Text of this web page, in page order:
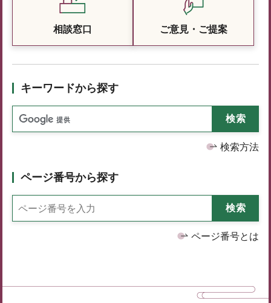
相談窓口 ご意見・ご提案
キーワードから探す
検索方法
ページ番号から探す
ページ番号とは